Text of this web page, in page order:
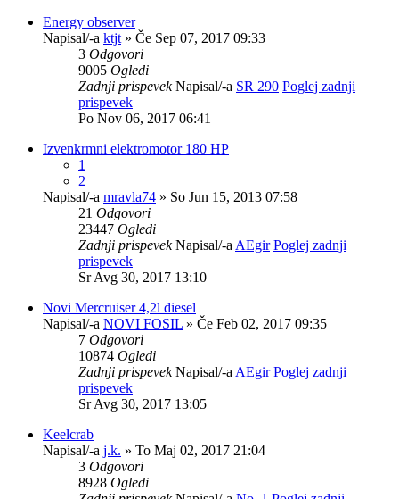
Energy observer
Napisal/-a ktjt » Če Sep 07, 2017 09:33
3 Odgovori
9005 Ogledi
Zadnji prispevekNapisal/-a SR 290 Poglej zadnji
prispevek
Po Nov 06, 2017 06:41
Izvenkrmni elektromotor 180 HP
1
2
Napisal/-a mravla74 » So Jun 15, 2013 07:58
21 Odgovori
23447 Ogledi
Zadnji prispevekNapisal/-a AEgir Poglej zadnji
prispevek
Sr Avg 30, 2017 13:10
Novi Mercruiser 4,2l diesel
Napisal/-a NOVI FOSIL » Če Feb 02, 2017 09:35
7 Odgovori
10874 Ogledi
Zadnji prispevekNapisal/-a AEgir Poglej zadnji
prispevek
Sr Avg 30, 2017 13:05
Keelcrab
Napisal/-a j.k. » To Maj 02, 2017 21:04
3 Odgovori
8928 Ogledi